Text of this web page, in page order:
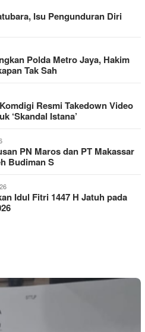
Isu Pengunduran Diri
Polda Metro Jaya, Hakim
Tak Sah
Resmi Takedown Video
‘Skandal Istana’
PN Maros dan PT Makassar
Budiman S
Idul Fitri 1447 H Jatuh pada